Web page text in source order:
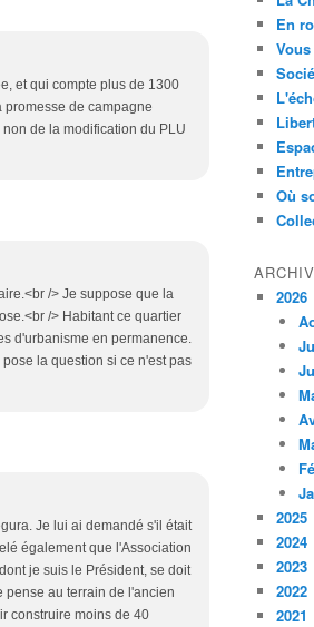
et qui compte plus de 1300
de campagne
de la modification du PLU
/> Je suppose que la
/> Habitant ce quartier
d'urbanisme en permanence.
la question si ce n'est pas
Je lui ai demandé s'il était
également que l'Association
je suis le Président, se doit
pense au terrain de l'ancien
construire moins de 40
En
Où
2026
2025
2024
2023
2022
2021